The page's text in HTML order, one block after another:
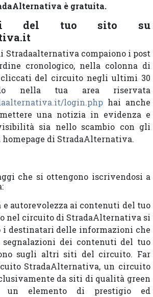
è gratuita.
del tuo sito su
Stradaalternativa compaiono i post
cronologico, nella colonna di
del circuito negli ultimi 30
nella tua area riservata
login.php hai anche
una notizia in evidenza e
sia nello scambio con gli
di StradaAlternativa.
che si ottengono iscrivendosi a
autorevolezza ai contenuti del tuo
nel circuito di StradaAlternativa si
destinatari delle informazioni che
segnalazioni dei contenuti del tuo
sugli altri siti del circuito. Far
StradaAlternativa, un circuito
da siti di qualità green
un elemento di prestigio ed